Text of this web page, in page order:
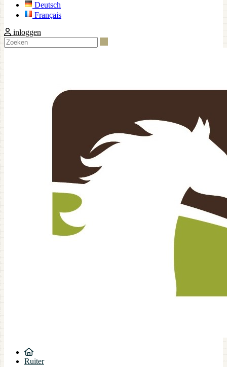
Deutsch
Français
inloggen
Ruiter